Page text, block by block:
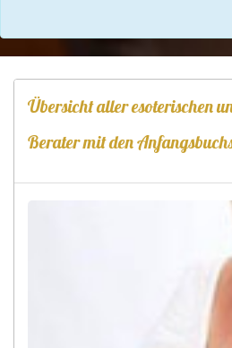
Übersicht aller esoterischen
Berater mit den